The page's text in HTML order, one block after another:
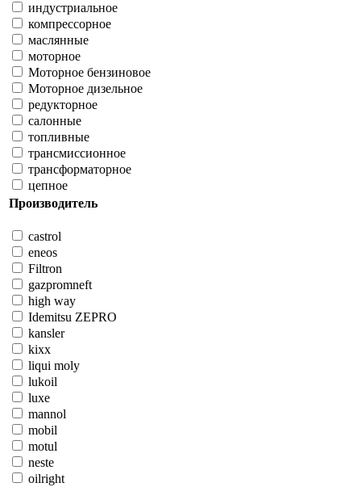
индустриальное
компрессорное
маслянные
моторное
Моторное бензиновое
Моторное дизельное
редукторное
салонные
топливные
трансмиссионное
трансформаторное
цепное
Производитель
castrol
eneos
Filtron
gazpromneft
high way
Idemitsu ZEPRO
kansler
kixx
liqui moly
lukoil
luxe
mannol
mobil
motul
neste
oilright